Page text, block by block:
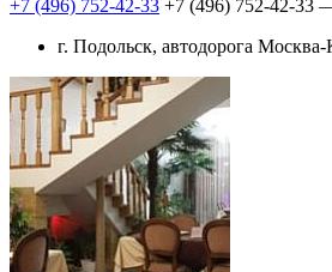
+7 (496) 752-42-33 +7 (496) 752-42-33 —
г. Подольск, автодорога